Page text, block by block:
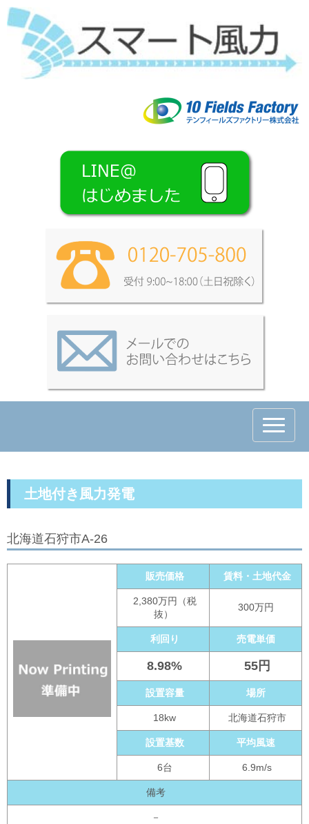
N
a
v
a
o
土地付き風力発電
北海道石狩市A-26
販売価格 賃料・土地代金
2,380万円（税
抜）
300万円
利回り 売電単価
8.98% 55円
設置容量 場所
18kw 北海道石狩市
設置基数 平均風速
6台 6.9m/s
備考
－